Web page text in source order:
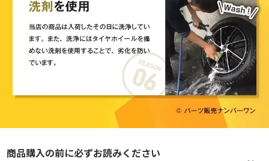
商品購入の前に必ずお読みください